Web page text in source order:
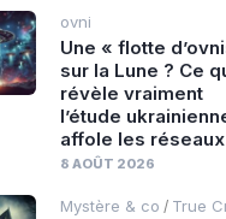
ovni
Une « flotte
sur la Lune ? Ce
révèle vraiment
l’étude
affole les réseaux
8 AOÛT 2026
Mystère & co / True